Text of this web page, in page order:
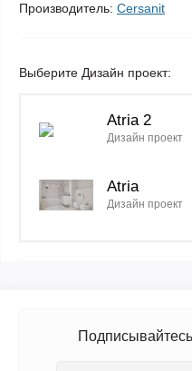
Производитель: Cersanit
Выберите Дизайн проект:
Atria 2
Дизайн проект
Atria
Дизайн проект